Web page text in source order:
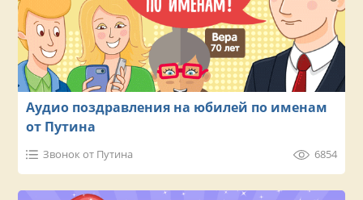
Аудио поздравления на юбилей по именам
от Путина
Звонок от Путина 6854